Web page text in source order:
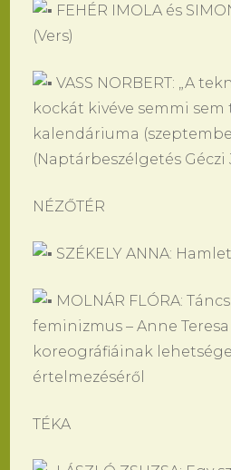
FEHÉR IMOLA és
(Vers)
VASS NORBERT: „A
kockát kivéve semmi sem
kalendáriuma
(Naptárbeszélgetés Géczi
NÉZŐTÉR
SZÉKELY ANNA:
MOLNÁR FLÓRA:
feminizmus – Anne
koreográfiáinak
értelmezéséről
TÉKA